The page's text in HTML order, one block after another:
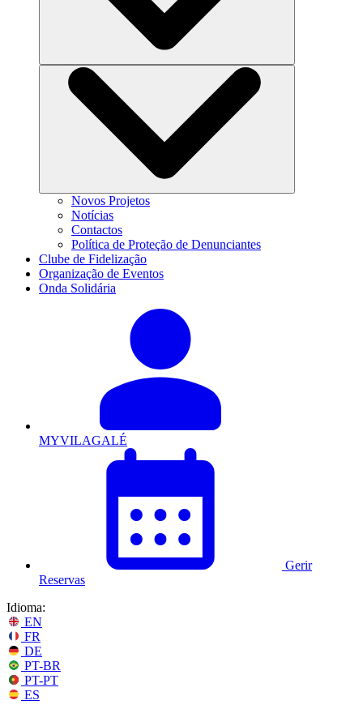
Novos Projetos
Notícias
Contactos
Política de Proteção de Denunciantes
Clube de Fidelização
Organização de Eventos
Onda Solidária
MYVILAGALÉ
Gerir
Reservas
Idioma:
EN
FR
DE
PT-BR
PT-PT
ES